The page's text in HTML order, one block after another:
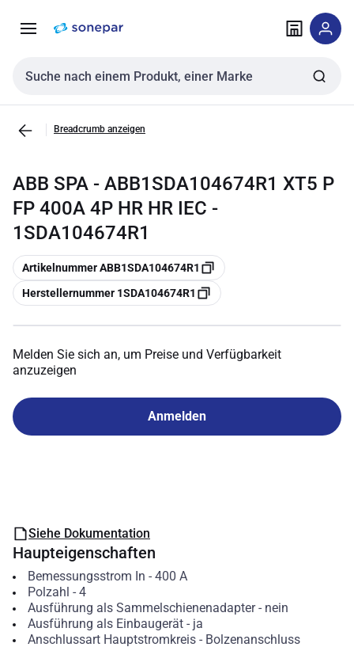
NavigationInhalt
Sucheingabe
Breadcrumb anzeigen
ABB SPA - ABB1SDA104674R1 XT5 P
FP 400A 4P HR HR IEC -
1SDA104674R1
Kopieren
Artikelnummer ABB1SDA104674R1
Kopieren
Herstellernummer 1SDA104674R1
Melden Sie sich an, um Preise und Verfügbarkeit
anzuzeigen
Anmelden
Siehe Dokumentation
Haupteigenschaften
Bemessungsstrom In - 400 A
Polzahl - 4
Ausführung als Sammelschienenadapter- nein
Ausführung als Einbaugerät- ja
Anschlussart Hauptstromkreis- Bolzenanschluss